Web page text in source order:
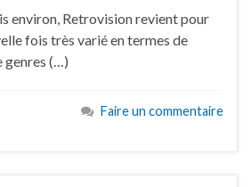
environ, Retrovision revient pour
fois très varié en termes de
genres (…)
Faire un commentaire